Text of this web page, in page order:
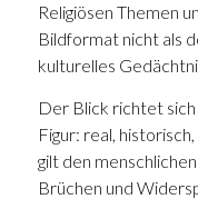
Religiösen Themen
Bildformat nicht als
kulturelles
Der Blick richtet
Figur: real,
gilt den
Brüchen und